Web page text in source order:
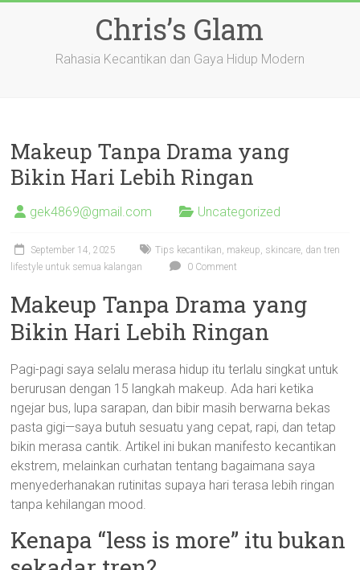
Chris’s Glam
Rahasia Kecantikan dan Gaya Hidup Modern
Makeup Tanpa Drama yang
Bikin Hari Lebih Ringan
gek4869@gmail.com Uncategorized
September 14, 2025
Tips kecantikan, makeup, skincare, dan tren
lifestyle untuk semua kalangan
0 Comment
Makeup Tanpa Drama yang
Bikin Hari Lebih Ringan
Pagi-pagi saya selalu merasa hidup itu terlalu singkat untuk
berurusan dengan 15 langkah makeup. Ada hari ketika
ngejar bus, lupa sarapan, dan bibir masih berwarna bekas
pasta gigi—saya butuh sesuatu yang cepat, rapi, dan tetap
bikin merasa cantik. Artikel ini bukan manifesto kecantikan
ekstrem, melainkan curhatan tentang bagaimana saya
menyederhanakan rutinitas supaya hari terasa lebih ringan
tanpa kehilangan mood.
Kenapa “less is more” itu bukan